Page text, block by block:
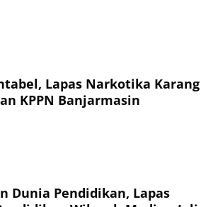
Lapas Narkotika Karang
KPPN Banjarmasin
Dunia Pendidikan, Lapas